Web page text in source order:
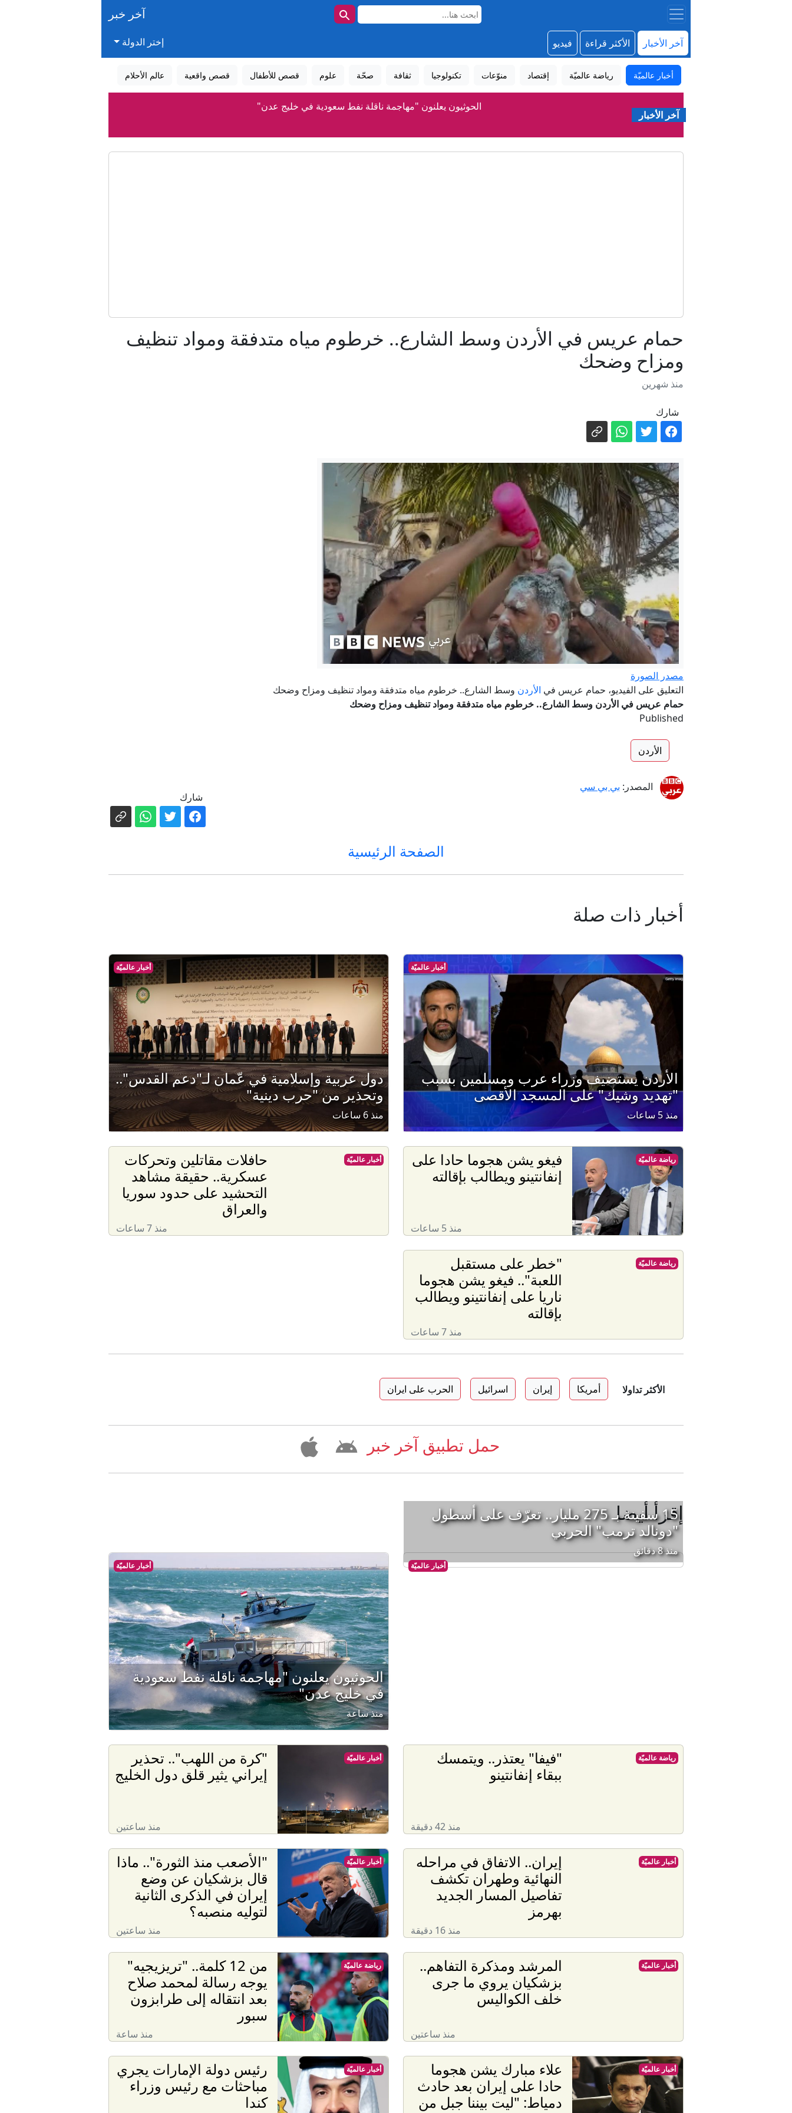
آخر خبر
آخر الأخبار الأكثر قراءة فيديو إختر الدولة
أخبار عالميّة رياضة عالميّة إقتصاد منوّعات تكنولوجيا ثقافة صحّة علوم قصص للأطفال قصص واقعية عالم الأحلام
آخر الأخبار
الحوثيون يعلنون "مهاجمة ناقلة نفط سعودية في خليج عدن"
"الأصعب منذ الثورة".. ماذا قال بزشكيان عن وضع إيران في الذكرى الثانية لتوليه منصبه؟
فوز عبدول السيد يشعل معركة داخل الحزب الديمقراطي حول مستقبل اليسار الأمريكي
"نموذج جديد" وتفاهم حول الخرائط.. إيران تكشف ملامح الاتفاق مع عُمان بشأن هرمز
المرشد ومذكرة التفاهم.. بزشكيان يروي ما جرى خلف الكواليس
أوكرانيا تقترب من تصنيع صواريخ "باتريوت" بدعم أميركي
رئيس دولة الإمارات يجري مباحثات مع رئيس وزراء كندا
مصادر: إيران تحذر دول الخليج من استهداف منشآتها النفطية حال شن هجوم أمريكي
ترامب: نبني مجمعا عسكريا ضخما يضم مرافق سرية تحت البيت الأبيض
الخارجية الروسية: كييف لا تتوانى عن استخدام أساليب الإرهابيين كـ"داعش" و"القاعدة"
إيران.. الاتفاق في مراحله النهائية وطهران تكشف تفاصيل المسار الجديد بهرمز
حمام عريس في الأردن وسط الشارع.. خرطوم مياه متدفقة ومواد تنظيف
ومزاح وضحك
منذ شهرين
شارك
مصدر الصورة
التعليق على الفيديو، حمام عريس في الأردن وسط الشارع.. خرطوم مياه متدفقة ومواد تنظيف ومزاح وضحك
حمام عريس في الأردن وسط الشارع.. خرطوم مياه متدفقة ومواد تنظيف ومزاح وضحك
Published
الأردن
المصدر: بي بي سي
شارك
الصفحة الرئيسية
أخبار ذات صلة
أخبار عالميّة
الأردن يستضيف وزراء عرب ومسلمين بسبب
"تهديد وشيك" على المسجد الأقصى
منذ 5 ساعات
أخبار عالميّة
دول عربية وإسلامية في عّمان لـ"دعم القدس"..
وتحذير من "حرب دينية"
منذ 6 ساعات
فيغو يشن هجوما حادا على
إنفانتينو ويطالب بإقالته
منذ 5 ساعات
رياضة عالميّة
حافلات مقاتلين وتحركات
عسكرية.. حقيقة مشاهد
التحشيد على حدود سوريا
والعراق
منذ 7 ساعات
أخبار عالميّة
"خطر على مستقبل
اللعبة".. فيغو يشن هجوما
ناريا على إنفانتينو ويطالب
بإقالته
منذ 7 ساعات
رياضة عالميّة
الأكثر تداولا أمريكا إيران اسرائيل الحرب على ايران
حمل تطبيق آخر خبر
إقرأ أيضا
أخبار عالميّة
15 سفينة بـ 275 مليار.. تعرّف على أسطول
"دونالد ترمب" الحربي
منذ 8 دقائق
أخبار عالميّة
الحوثيون يعلنون "مهاجمة ناقلة نفط سعودية
في خليج عدن"
منذ ساعة
"فيفا" يعتذر.. ويتمسك
ببقاء إنفانتينو
منذ 42 دقيقة
رياضة عالميّة
"كرة من اللهب".. تحذير
إيراني يثير قلق دول الخليج
منذ ساعتين
أخبار عالميّة
إيران.. الاتفاق في مراحله
النهائية وطهران تكشف
تفاصيل المسار الجديد
بهرمز
منذ 16 دقيقة
أخبار عالميّة
"الأصعب منذ الثورة".. ماذا
قال بزشكيان عن وضع
إيران في الذكرى الثانية
لتوليه منصبه؟
منذ ساعتين
أخبار عالميّة
المرشد ومذكرة التفاهم..
بزشكيان يروي ما جرى
خلف الكواليس
منذ ساعتين
أخبار عالميّة
من 12 كلمة.. "تريزيجيه"
يوجه رسالة لمحمد صلاح
بعد انتقاله إلى طرابزون
سبور
منذ ساعة
رياضة عالميّة
علاء مبارك يشن هجوما
حادا على إيران بعد حادث
دمياط: "ليت بيننا جبل من
أخبار عالميّة
رئيس دولة الإمارات يجري
مباحثات مع رئيس وزراء
كندا
أخبار عالميّة